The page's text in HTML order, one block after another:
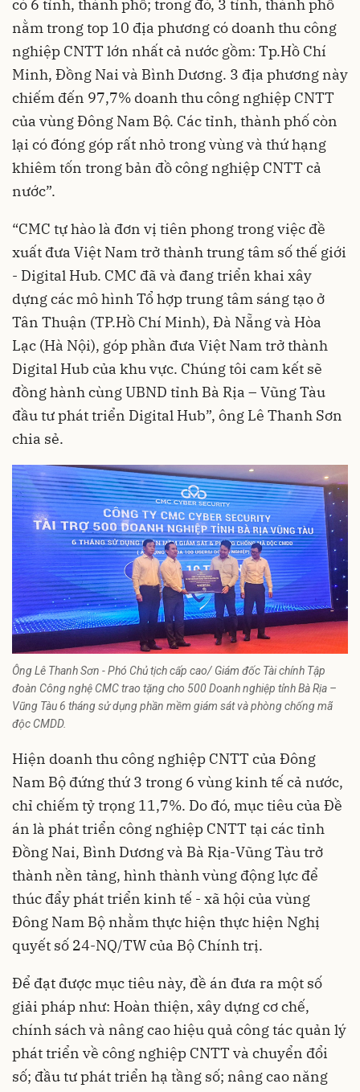
có 6 tỉnh, thành phố; trong đó, 3 tỉnh, thành phố
nằm trong top 10 địa phương có doanh thu công
nghiệp CNTT lớn nhất cả nước gồm: Tp.Hồ Chí
Minh, Đồng Nai và Bình Dương. 3 địa phương này
chiếm đến 97,7% doanh thu công nghiệp CNTT
của vùng Đông Nam Bộ. Các tỉnh, thành phố còn
lại có đóng góp rất nhỏ trong vùng và thứ hạng
khiêm tốn trong bản đồ công nghiệp CNTT cả
nước”.
“CMC tự hào là đơn vị tiên phong trong việc đề
xuất đưa Việt Nam trở thành trung tâm số thế giới
- Digital Hub. CMC đã và đang triển khai xây
dựng các mô hình Tổ hợp trung tâm sáng tạo ở
Tân Thuận (TP.Hồ Chí Minh), Đà Nẵng và Hòa
Lạc (Hà Nội), góp phần đưa Việt Nam trở thành
Digital Hub của khu vực. Chúng tôi cam kết sẽ
đồng hành cùng UBND tỉnh Bà Rịa – Vũng Tàu
đầu tư phát triển Digital Hub”, ông Lê Thanh Sơn
chia sẻ.
Ông Lê Thanh Sơn - Phó Chủ tịch cấp cao/ Giám đốc Tài chính Tập
đoàn Công nghệ CMC trao tặng cho 500 Doanh nghiệp tỉnh Bà Rịa –
Vũng Tàu 6 tháng sử dụng phần mềm giám sát và phòng chống mã
độc CMDD.
Hiện doanh thu công nghiệp CNTT của Đông
Nam Bộ đứng thứ 3 trong 6 vùng kinh tế cả nước,
chỉ chiếm tỷ trọng 11,7%. Do đó, mục tiêu của Đề
án là phát triển công nghiệp CNTT tại các tỉnh
Đồng Nai, Bình Dương và Bà Rịa-Vũng Tàu trở
thành nền tảng, hình thành vùng động lực để
thúc đẩy phát triển kinh tế - xã hội của vùng
Đông Nam Bộ nhằm thực hiện thực hiện Nghị
quyết số 24-NQ/TW của Bộ Chính trị.
Để đạt được mục tiêu này, đề án đưa ra một số
giải pháp như: Hoàn thiện, xây dựng cơ chế,
chính sách và nâng cao hiệu quả công tác quản lý
phát triển về công nghiệp CNTT và chuyển đổi
số; đầu tư phát triển hạ tầng số; nâng cao năng